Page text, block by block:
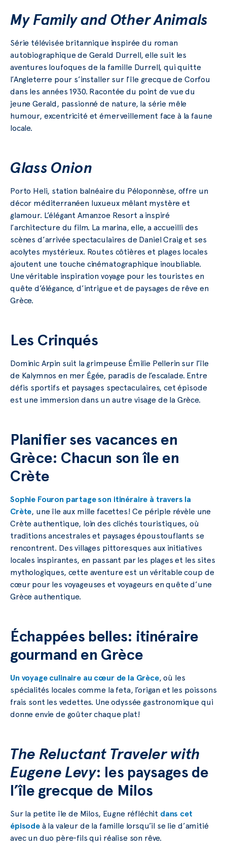
My Family and Other Animals
Série télévisée britannique inspirée du roman
autobiographique de Gerald Durrell, elle suit les
aventures loufoques de la famille Durrell, qui quitte
l’Angleterre pour s’installer sur l’île grecque de Corfou
dans les années 1930. Racontée du point de vue du
jeune Gerald, passionné de nature, la série mêle
humour, excentricité et émerveillement face à la faune
locale.
Glass Onion
Porto Heli, station balnéaire du Péloponnèse, offre un
décor méditerranéen luxueux mêlant mystère et
glamour. L’élégant Amanzoe Resort a inspiré
l’architecture du film. La marina, elle, a accueilli des
scènes d’arrivée spectaculaires de Daniel Craig et ses
acolytes mystérieux. Routes côtières et plages locales
ajoutent une touche cinématographique inoubliable.
Une véritable inspiration voyage pour les touristes en
quête d’élégance, d’intrigue et de paysages de rêve en
Grèce.
Les Crinqués
Dominic Arpin suit la grimpeuse Émilie Pellerin sur l’île
de Kalymnos en mer Égée, paradis de l’escalade. Entre
défis sportifs et paysages spectaculaires, cet épisode
est une immersion dans un autre visage de la Grèce.
Planifier ses vacances en
Grèce: Chacun son île en
Crète
Sophie Fouron partage son itinéraire à travers la
Crète, une île aux mille facettes! Ce périple révèle une
Crète authentique, loin des clichés touristiques, où
traditions ancestrales et paysages époustouflants se
rencontrent. Des villages pittoresques aux initiatives
locales inspirantes, en passant par les plages et les sites
mythologiques, cette aventure est un véritable coup de
cœur pour les voyageuses et voyageurs en quête d’une
Grèce authentique.
Échappées belles: itinéraire
gourmand en Grèce
Un voyage culinaire au cœur de la Grèce, où les
spécialités locales comme la feta, l’origan et les poissons
frais sont les vedettes. Une odyssée gastronomique qui
donne envie de goûter chaque plat!
The Reluctant Traveler with
Eugene Levy: les paysages de
l’île grecque de Milos
Sur la petite île de Milos, Eugne réfléchit dans cet
épisode à la valeur de la famille lorsqu’il se lie d’amitié
avec un duo père-fils qui réalise son rêve.